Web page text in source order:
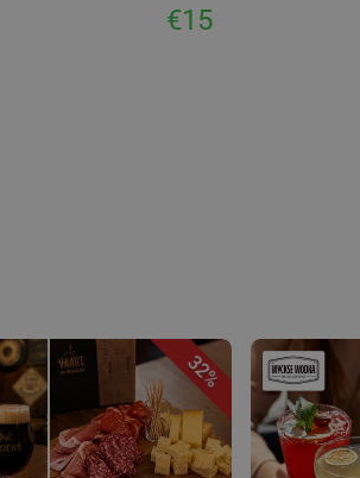
€15
32%